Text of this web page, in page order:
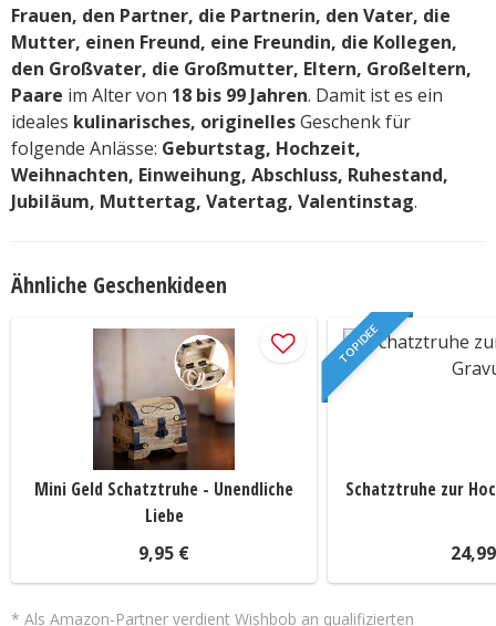
Frauen, den Partner, die Partnerin, den Vater, die
Mutter, einen Freund, eine Freundin, die Kollegen,
den Großvater, die Großmutter, Eltern, Großeltern,
Paare im Alter von 18 bis 99 Jahren. Damit ist es ein
ideales kulinarisches, originellesGeschenk für
folgende Anlässe: Geburtstag, Hochzeit,
Weihnachten, Einweihung, Abschluss, Ruhestand,
Jubiläum, Muttertag, Vatertag, Valentinstag.
Ähnliche Geschenkideen
Mini Geld Schatztruhe - Unendliche
Liebe
9,95 €
TOP IDEE
Schatztruhe zur
* Als Amazon-Partner verdient Wishbob an qualifizierten